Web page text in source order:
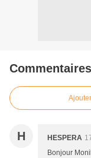
Commentaires
H HESPERA
Bonjour